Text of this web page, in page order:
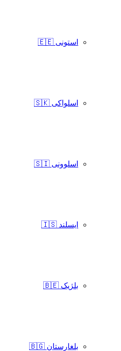
استونی 🇪🇪
اسلواکی 🇸🇰
اسلوونی 🇸🇮
ایسلند 🇮🇸
بلژیک 🇧🇪
بلغارستان 🇧🇬